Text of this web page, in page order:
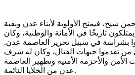
شيخ، فيمنح الأولوية لأبناء عدن وبقية
تاريخًا في الأمانة والوطنية، وكان
بشراسة في سبيل تحرير العاصمة عدن.
من تقدموا جبهات القتال، وكان له شرف
الأمن والأحزمة الأمنية وتطهير العاصمة
عدن من الخلايا النائمة.